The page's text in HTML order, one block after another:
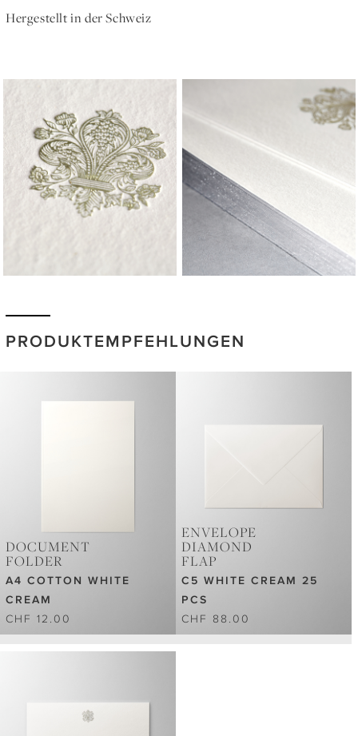
Hergestellt in der Schweiz
PRODUKTEMPFEHLUNGEN
DOCUMENT
FOLDER
A4 COTTON WHITE
CREAM
CHF 12.00
ENVELOPE
DIAMOND
FLAP
C5 WHITE CREAM 25
PCS
CHF 88.00